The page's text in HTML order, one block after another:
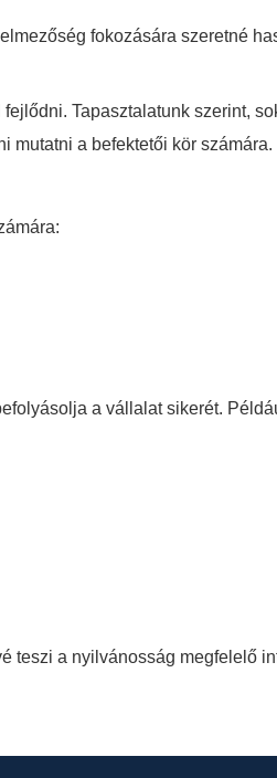
fokozására szeretné
Tapasztalatunk szerint,
mutatni a befektetői kör
a vállalat sikerét.
teszi a nyilvánosság megfelelő